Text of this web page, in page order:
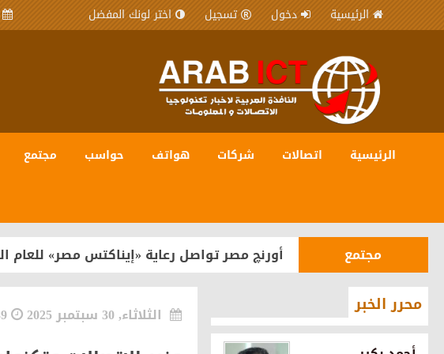
الرئيسية دخول تسجيل اختر لونك المفضل
الرئيسية اتصالات شركات هواتف حواسب مجتمع
شركات
المصرية للاتصالات WE شريك رقمي في مبادرة “يلا ساحل” لترسيخ مكانة الساحل الشمالي كوجهة سياحية عالمية
مجتمع
أورنچ مصر تواصل رعاية «إيناكتس مصر» للعام
هواتف
شركات
اورنچ تقود مشروع رقمنة تراث ماسبيرو عبر
الثلاثاء, 30 سبتمبر 2025 محرر الخبر